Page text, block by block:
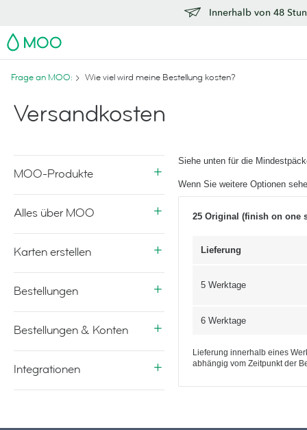
Innerhalb von 48
MOO
Frage an MOO: Wie viel wird meine Bestellung kosten?
Versandkosten
MOO-Produkte
Alles über MOO
Karten erstellen
Bestellungen
Bestellungen & Konten
Integrationen
Siehe unten für die
Wenn Sie weitere Optionen
25 Original (finish on one
Lieferung
5 Werktage
6 Werktage
Lieferung innerhalb eines
abhängig vom Zeitpunkt der